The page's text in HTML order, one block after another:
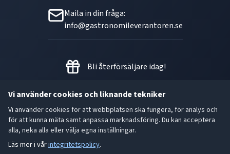
Vi använder cookies och liknande tekniker
Vi använder cookies för att webbplatsen ska fungera, för analys och
för att kunna mäta samt anpassa marknadsföring. Du kan acceptera
alla, neka alla eller välja egna inställningar.
Läs mer i vårintegritetspolicy.
Maila in din fråga:
info@gastronomileverantoren.se
Bli återförsäljare idag!
Metallgatan 21 B, 262 72
Ängelholm Orgnr: 556493-5780